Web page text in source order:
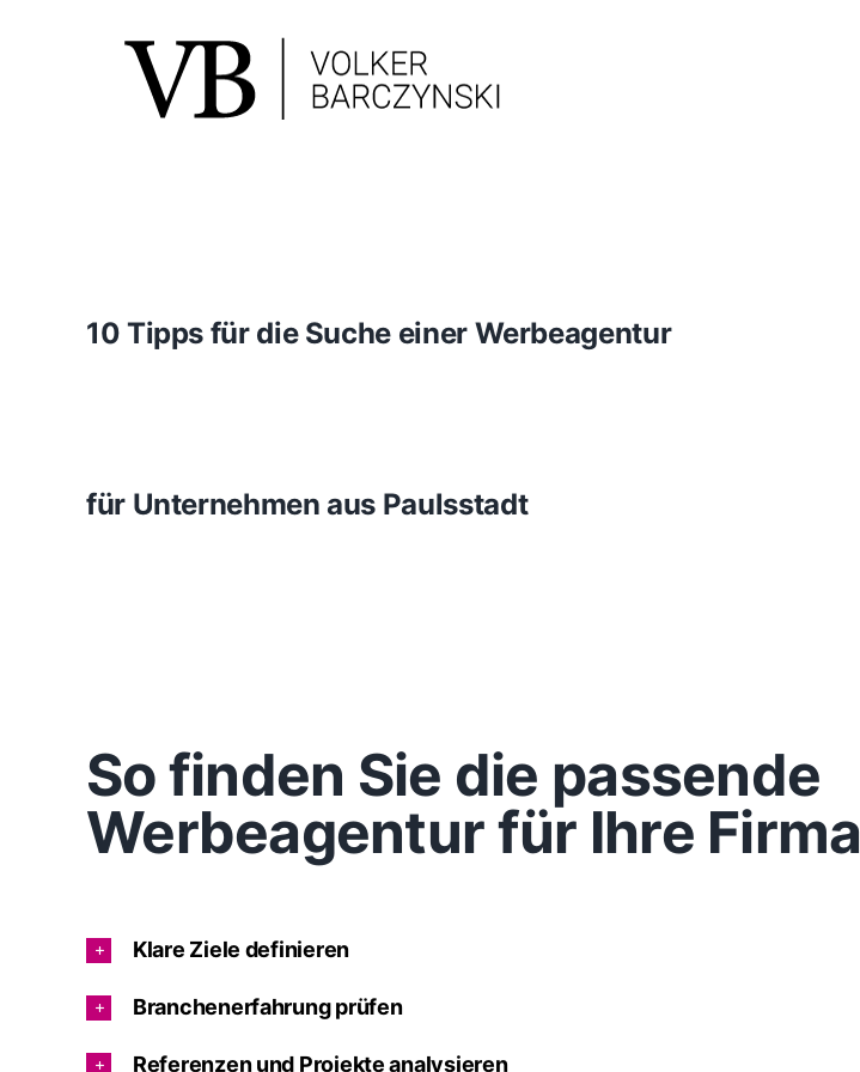
10 Tipps für die Suche einer Werbeagentur
für Unternehmen aus Paulsstadt
So finden Sie die passende
Werbeagentur für Ihre Firma
Klare Ziele definieren
Branchenerfahrung prüfen
Referenzen und Projekte analysieren